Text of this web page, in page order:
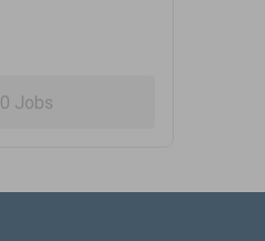
0 Jobs